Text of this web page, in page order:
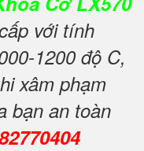
với tính
1200 độ C,
xâm phạm
bạn an toàn